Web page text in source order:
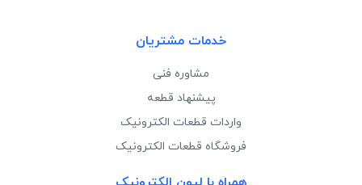
خدمات مشتریان
مشاوره فنی
پیشنهاد قطعه
واردات قطعات الکترونیک
فروشگاه قطعات الکترونیک